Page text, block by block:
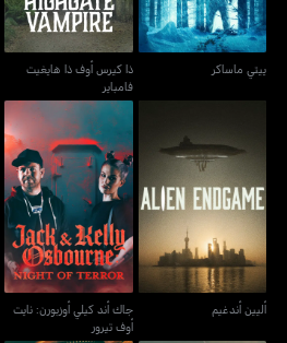
ييتي ماساكر
ذا كيرس أوف ذا هايغيت
فامباير
أليين أندغيم
أليين أندغيم
جاك أند كيلي أوزبورن: نايت
أوف تيرور
جاك أند كيلي أوزبورن: نايت
أوف تيرور